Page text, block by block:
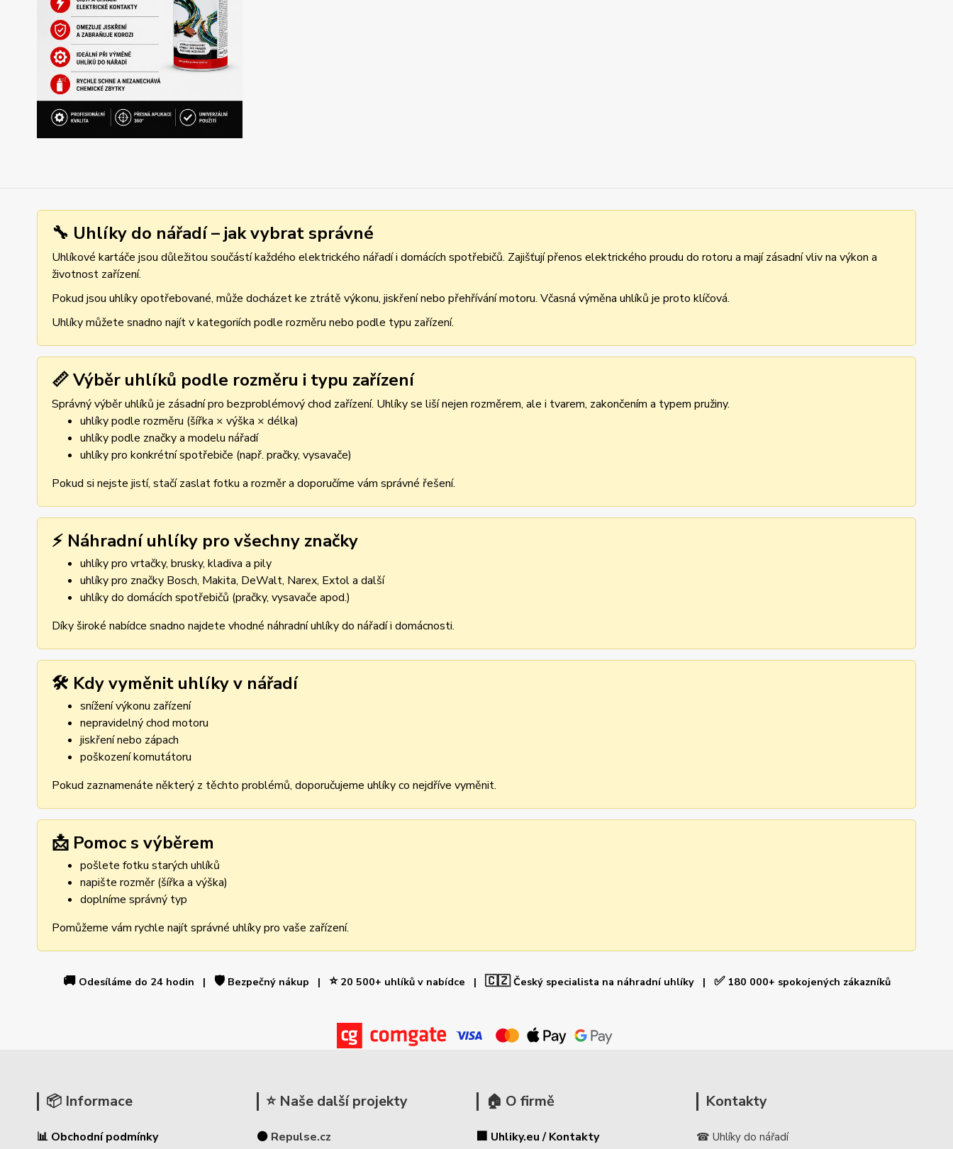
🔧 Uhlíky do nářadí – jak vybrat správné
Uhlíkové kartáče jsou důležitou součástí každého elektrického nářadí i domácích spotřebičů. Zajišťují přenos elektrického proudu do rotoru a mají zásadní vliv na výkon a
životnost zařízení.
Pokud jsou uhlíky opotřebované, může docházet ke ztrátě výkonu, jiskření nebo přehřívání motoru. Včasná výměna uhlíků je proto klíčová.
Uhlíky můžete snadno najít v kategoriích podle rozměru nebo podle typu zařízení.
📏 Výběr uhlíků podle rozměru i typu zařízení
Správný výběr uhlíků je zásadní pro bezproblémový chod zařízení. Uhlíky se liší nejen rozměrem, ale i tvarem, zakončením a typem pružiny.
uhlíky podle rozměru (šířka × výška × délka)
uhlíky podle značky a modelu nářadí
uhlíky pro konkrétní spotřebiče (např. pračky, vysavače)
Pokud si nejste jistí, stačí zaslat fotku a rozměr a doporučíme vám správné řešení.
⚡ Náhradní uhlíky pro všechny značky
uhlíky pro vrtačky, brusky, kladiva a pily
uhlíky pro značky Bosch, Makita, DeWalt, Narex, Extol a další
uhlíky do domácích spotřebičů (pračky, vysavače apod.)
Díky široké nabídce snadno najdete vhodné náhradní uhlíky do nářadí i domácnosti.
🛠️ Kdy vyměnit uhlíky v nářadí
snížení výkonu zařízení
nepravidelný chod motoru
jiskření nebo zápach
poškození komutátoru
Pokud zaznamenáte některý z těchto problémů, doporučujeme uhlíky co nejdříve vyměnit.
📩 Pomoc s výběrem
pošlete fotku starých uhlíků
napište rozměr (šířka a výška)
doplníme správný typ
Pomůžeme vám rychle najít správné uhlíky pro vaše zařízení.
🚚Odesíláme do 24 hodin | 🛡️Bezpečný nákup | ⭐20 500+ uhlíků v nabídce | 🇨🇿Český specialista na náhradní uhlíky | ✅180 000+ spokojených zákazníků
📦 Informace
📊 Obchodní podmínky
⭐ Naše další projekty
⚫ Repulse.cz
🏠 O firmě
🏢 Uhliky.eu / Kontakty
Kontakty
☎ Uhlíky do nářadí